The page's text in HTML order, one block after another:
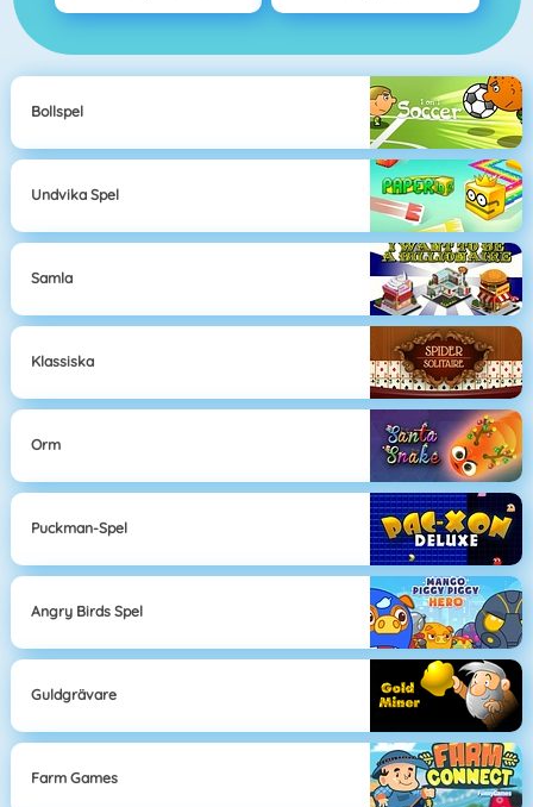
Bollspel
Undvika Spel
Samla
Klassiska
Orm
Puckman-Spel
Angry Birds Spel
Guldgrävare
Farm Games